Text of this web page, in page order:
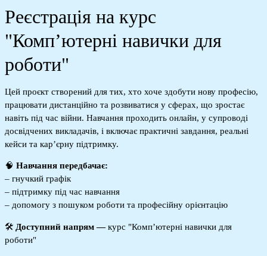
Реєстрація на курс
"Компʼютерні навички для
роботи"
Цей проєкт створений для тих, хто хоче здобути нову професію,
працювати дистанційно та розвиватися у сферах, що зростає
навіть під час війни. Навчання проходить онлайн, у супроводі
досвідчених викладачів, і включає практичні завдання, реальні
кейси та кар’єрну підтримку.
🧠 Навчання передбачає:
– гнучкий графік
– підтримку під час навчання
– допомогу з пошуком роботи та професійну орієнтацію
🛠️ Доступний напрям — курс "Компʼютерні навички для
роботи"